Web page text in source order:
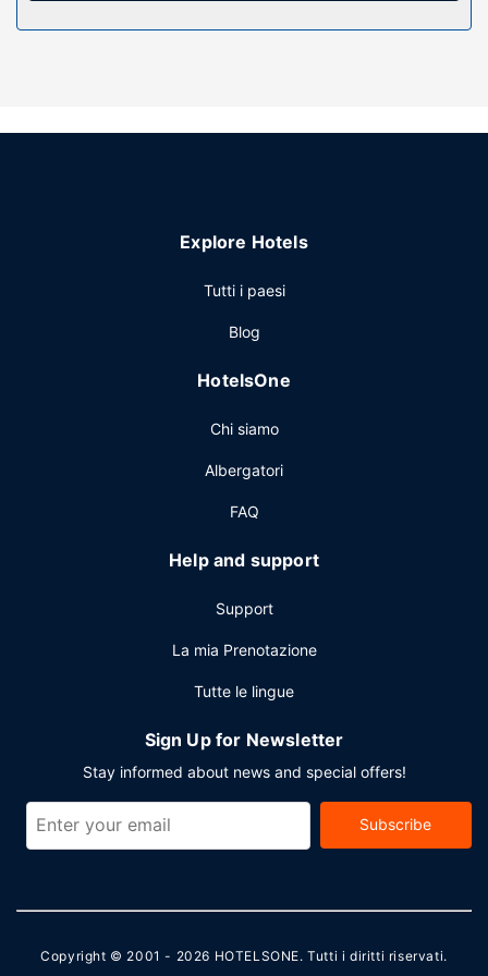
ammirare il paesaggio. Questo hotel dispone, inoltre, di il
ore 10:00 pagando un supplemento.
lavaggio a secco, deposito bagagli e un servizio
Explore Hotels
Tutti i paesi
Blog
HotelsOne
Chi siamo
Albergatori
FAQ
Help and support
Support
La mia Prenotazione
Tutte le lingue
Sign Up for Newsletter
Stay informed about news and special offers!
Subscribe
Copyright © 2001 - 2026 HOTELSONE. Tutti i diritti riservati.